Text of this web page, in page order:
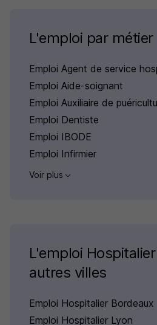
L'emploi par métier
Emploi Agent de service
Emploi Aide-soignant
Emploi Auxiliaire de
Emploi Dentiste
Emploi IBODE
Emploi Infirmier
Voir plus
L'emploi
autres villes
Emploi Hospitalier Bordeaux
Emploi Hospitalier Lyon